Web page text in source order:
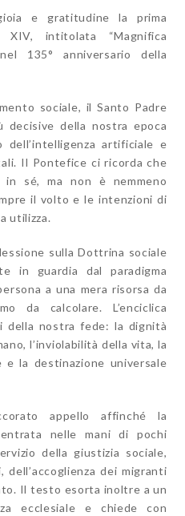
e gratitudine la prima
intitolata “Magnifica
135° anniversario della
sociale, il Santo Padre
della nostra epoca
dell’intelligenza artificiale e
Il Pontefice ci ricorda che
sé, ma non è nemmeno
il volto e le intenzioni di
utilizza.
sulla Dottrina sociale
in guardia dal paradigma
a una mera risorsa da
da calcolare. L’enciclica
della nostra fede: la dignità
l’inviolabilità della vita, la
la destinazione universale
appello affinché la
nelle mani di pochi
della giustizia sociale,
dell’accoglienza dei migranti
Il testo esorta inoltre a un
ecclesiale e chiede con